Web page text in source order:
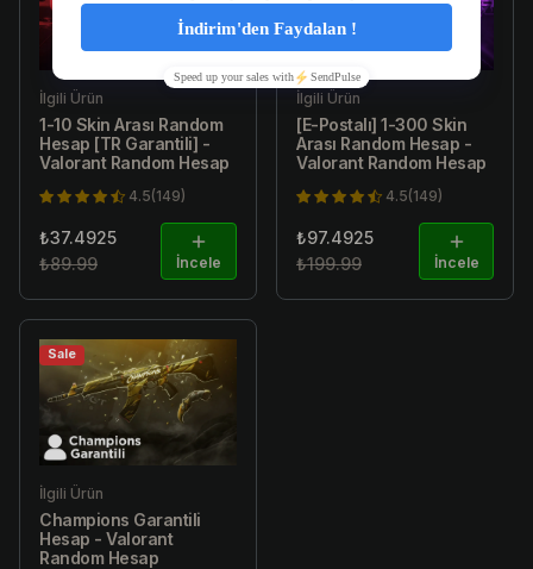
İlgili Ürün
1-10 Skin Arası Random
Hesap [TR Garantili] -
Valorant Random Hesap
4.5(149)
₺37.4925
₺89.99
İncele
İlgili Ürün
[E-Postalı] 1-300 Skin
Arası Random Hesap -
Valorant Random Hesap
4.5(149)
₺97.4925
₺199.99
İncele
Sale
İlgili Ürün
Champions Garantili
Hesap - Valorant
Random Hesap